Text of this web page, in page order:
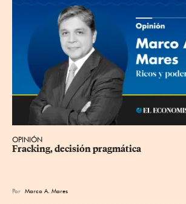
OPINIÓN
Fracking, decisión pragmática
Por Marco A. Mares